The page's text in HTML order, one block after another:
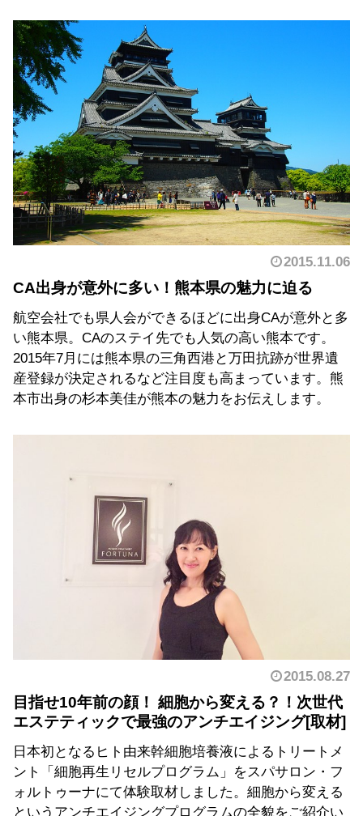
2015.11.06
CA出身が意外に多い！熊本県の魅力に迫る
航空会社でも県人会ができるほどに出身CAが意外と多
い熊本県。CAのステイ先でも人気の高い熊本です。
2015年7月には熊本県の三角西港と万田抗跡が世界遺
産登録が決定されるなど注目度も高まっています。熊
本市出身の杉本美佳が熊本の魅力をお伝えします。
2015.08.27
目指せ10年前の顔！ 細胞から変える？！次世代
エステティックで最強のアンチエイジング
日本初となるヒト由来幹細胞培養液によるトリートメ
ント「細胞再生リセルプログラム」をスパサロン・フ
ォルトゥーナにて体験取材しました。細胞から変える
というアンチエイジングプログラムの全貌をご紹介い